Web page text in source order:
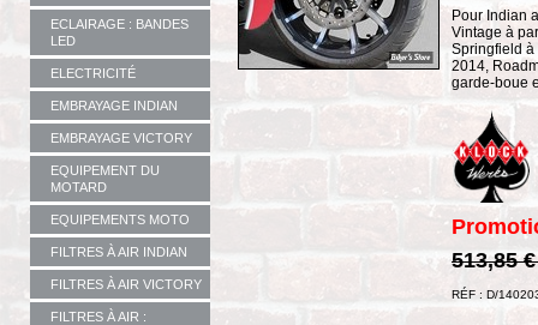
ECLAIRAGE : BANDES
LED
ELECTRICITÉ
EMBRAYAGE INDIAN
EMBRAYAGE VICTORY
EQUIPEMENT DU
MOTARD
EQUIPEMENTS MOTO
FILTRES À AIR INDIAN
FILTRES À AIR VICTORY
FILTRES À AIR :
Pour Indian
Vintage à
Springfield à
2014,
garde-boue
513,85
RÉF : D/